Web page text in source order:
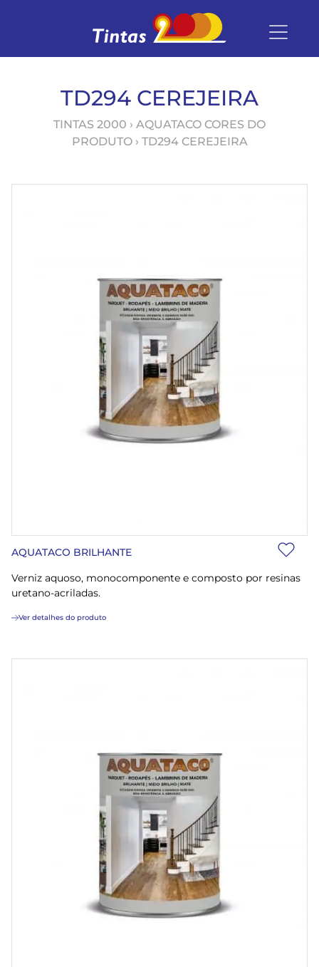
TD294 CEREJEIRA
TINTAS 2000 › AQUATACO CORES DO
PRODUTO › TD294 CEREJEIRA
AQUATACO BRILHANTE
Verniz aquoso, monocomponente e composto por resinas
uretano-acriladas.
Ver detalhes do produto